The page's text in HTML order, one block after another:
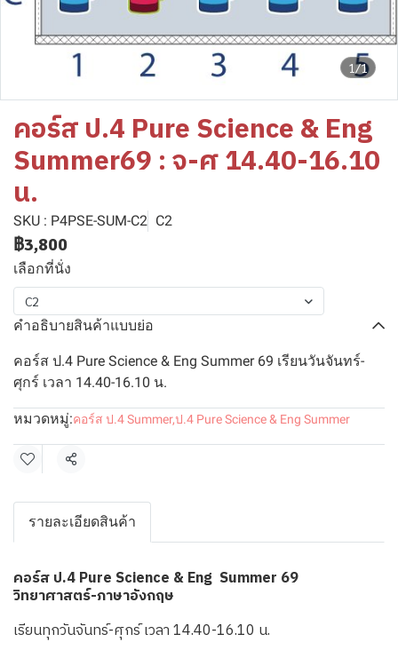
1/1
คอร์ส ป.4 Pure Science & Eng
Summer69 : จ-ศ 14.40-16.10
น.
SKU : P4PSE-SUM-C2 C2
฿3,800
เลือกที่นั่ง
C2
คำอธิบายสินค้าแบบย่อ
คอร์ส ป.4 Pure Science & Eng Summer 69 เรียนวันจันทร์-
ศุกร์ เวลา 14.40-16.10 น.
หมวดหมู่:คอร์ส ป.4 Summer,ป.4 Pure Science & Eng Summer
แชร์
รายละเอียดสินค้า
คอร์ส ป.4 Pure Science & Eng Summer 69
วิทยาศาสตร์-ภาษาอังกฤษ
เรียนทุกวันจันทร์-ศุกร์ เวลา 14.40-16.10 น.